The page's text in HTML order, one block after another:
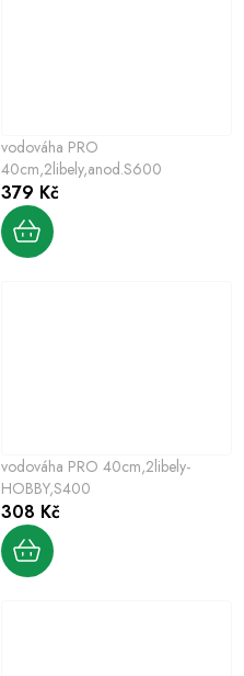
vodováha PRO
40cm,2libely,anod.S600
379 Kč
vodováha PRO 40cm,2libely-
HOBBY,S400
308 Kč